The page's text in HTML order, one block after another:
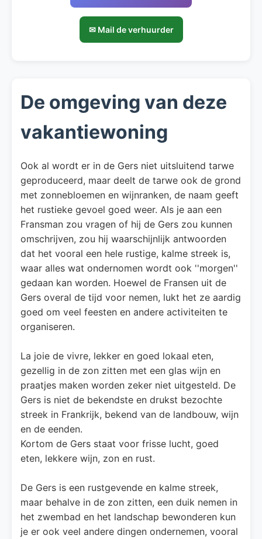
✉ Mail de verhuurder
De omgeving van deze
vakantiewoning
Ook al wordt er in de Gers niet uitsluitend tarwe
geproduceerd, maar deelt de tarwe ook de grond
met zonnebloemen en wijnranken, de naam geeft
het rustieke gevoel goed weer. Als je aan een
Fransman zou vragen of hij de Gers zou kunnen
omschrijven, zou hij waarschijnlijk antwoorden
dat het vooral een hele rustige, kalme streek is,
waar alles wat ondernomen wordt ook ''morgen''
gedaan kan worden. Hoewel de Fransen uit de
Gers overal de tijd voor nemen, lukt het ze aardig
goed om veel feesten en andere activiteiten te
organiseren.
La joie de vivre, lekker en goed lokaal eten,
gezellig in de zon zitten met een glas wijn en
praatjes maken worden zeker niet uitgesteld. De
Gers is niet de bekendste en drukst bezochte
streek in Frankrijk, bekend van de landbouw, wijn
en de eenden.
Kortom de Gers staat voor frisse lucht, goed
eten, lekkere wijn, zon en rust.
De Gers is een rustgevende en kalme streek,
maar behalve in de zon zitten, een duik nemen in
het zwembad en het landschap bewonderen kun
je er ook veel andere dingen ondernemen, vooral